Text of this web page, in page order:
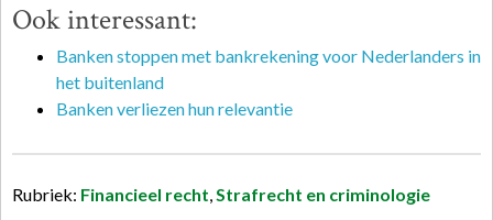
Ook interessant:
Banken stoppen met bankrekening voor Nederlanders in
het buitenland
Banken verliezen hun relevantie
Rubriek: Financieel recht,Strafrecht en criminologie